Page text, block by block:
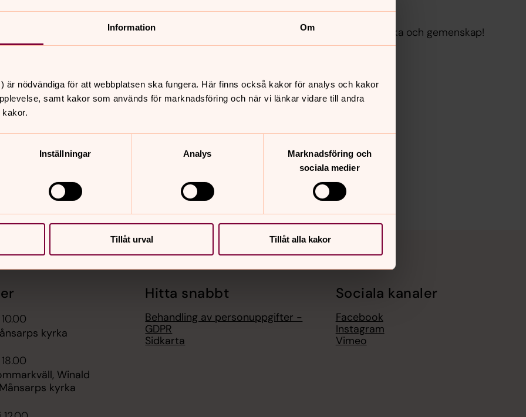
Information Om
är nödvändiga för att webbplatsen ska fungera. Här finns också kakor för analys och kakor
samt kakor som används för marknadsföring och när vi länkar vidare till andra
Inställningar Analys
Marknadsföring och
sociala medier
Tillåt urval Tillåt alla kakor
hit!
Babyrytmik
Varmt välkommen till babyrytmik med sång, rörelse, fika och gemenskap!
kyrka
Winald
kyrka
Hitta snabbt
Behandling av personuppgifter -
GDPR
Sidkarta
Sociala kanaler
Facebook
Instagram
Vimeo